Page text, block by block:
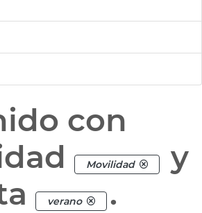
con
Movilidad
y
verano .